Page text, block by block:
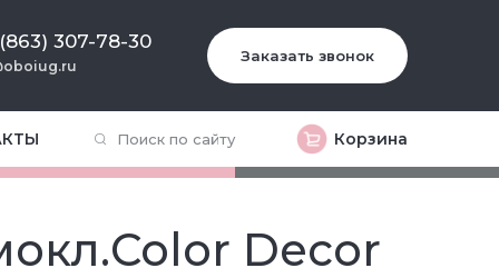
307-78-30
Заказать звонок
Корзина
Decor